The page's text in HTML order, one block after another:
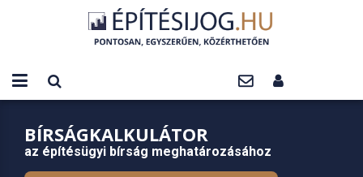
BÍRSÁGKALKULÁTOR
az építésügyi bírság meghatározásához